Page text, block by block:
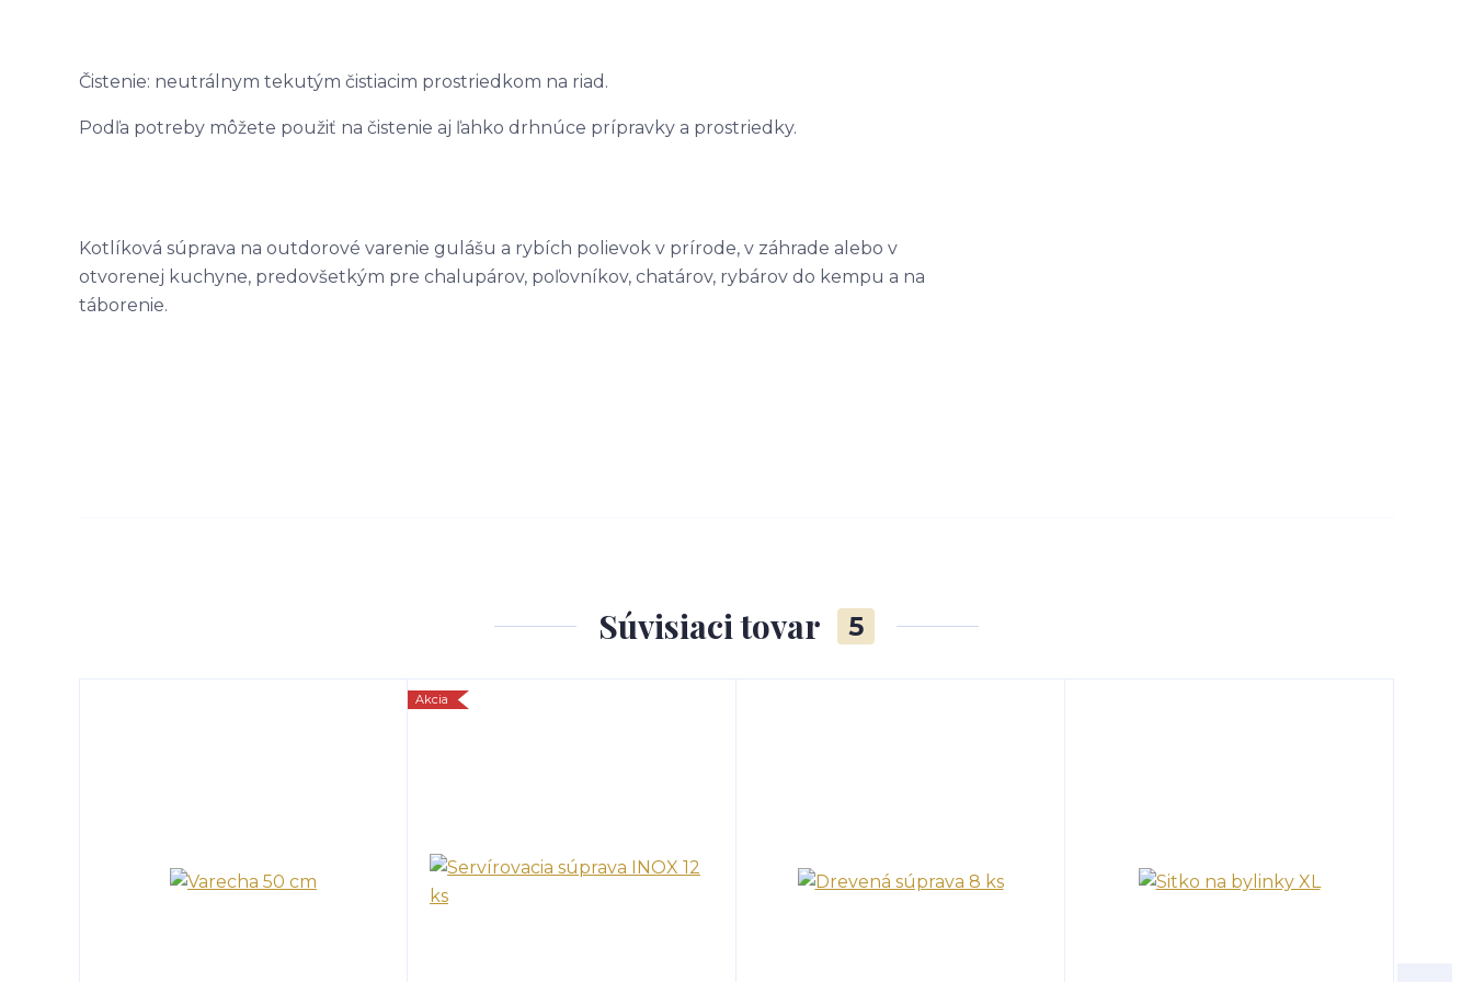
Čistenie: neutrálnym tekutým čistiacim prostriedkom na riad.
Podľa potreby môžete použiť na čistenie aj ľahko drhnúce prípravky a prostriedky.
Kotlíková súprava na outdorové varenie gulášu a rybích polievok v prírode, v záhrade alebo v
otvorenej kuchyne, predovšetkým pre chalupárov, poľovníkov, chatárov, rybárov do kempu a na
táborenie.
Súvisiaci tovar 5
Akcia